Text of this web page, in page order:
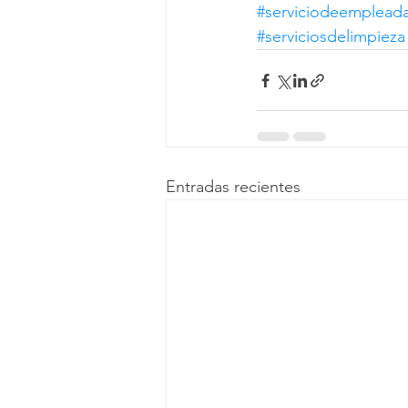
#serviciosdelimpieza
Entradas recientes